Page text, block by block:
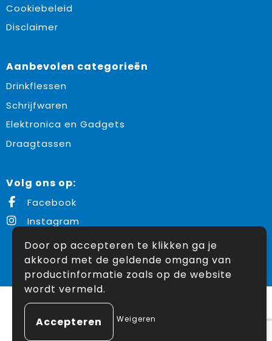
Cookiebeleid
Disclaimer
Aanbevolen categorieën
Drinkflessen
Schrijfwaren
Elektronica en Gadgets
Draagtassen
Volg ons op:
Facebook
Instagram
© Copyright Snoekpromo 2026
Door op accepteren te klikken ga je
akkoord met de geldende omgang van
productinformatie zoals op de website
wordt vermeld.
Weigeren